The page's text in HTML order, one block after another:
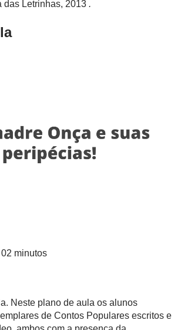
das Letrinhas, 2013 .
02 minutos
Neste plano de aula os alunos
de Contos Populares escritos e